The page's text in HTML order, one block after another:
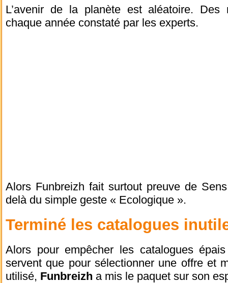
L’avenir de la planète est aléatoire. Des
chaque année constaté par les experts.
Alors Funbreizh fait surtout preuve de
delà du simple geste « Ecologique ».
Terminé les catalogues
Alors pour empêcher les catalogues
servent que pour sélectionner une offre et
utilisé, Funbreizh a mis le paquet sur son